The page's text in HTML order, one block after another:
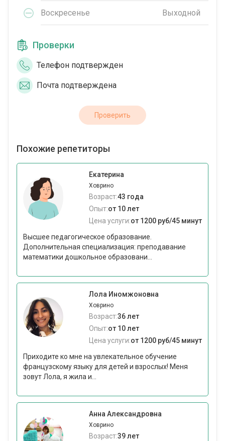
Воскресенье Выходной
Проверки
Телефон подтвержден
Почта подтверждена
Проверить
Похожие репетиторы
Екатерина
Ховрино
Возраст:43 года
Опыт:от 10 лет
Цена услуги:от 1200 руб/45 минут
Высшее педагогическое образование.
Дополнительная специализация: преподавание
математики дошкольное образовани...
Лола Иномжоновна
Ховрино
Возраст:36 лет
Опыт:от 10 лет
Цена услуги:от 1200 руб/45 минут
Приходите ко мне на увлекательное обучение
французскому языку для детей и взрослых! Меня
зовут Лола, я жила и...
Анна Александровна
Ховрино
Возраст:39 лет